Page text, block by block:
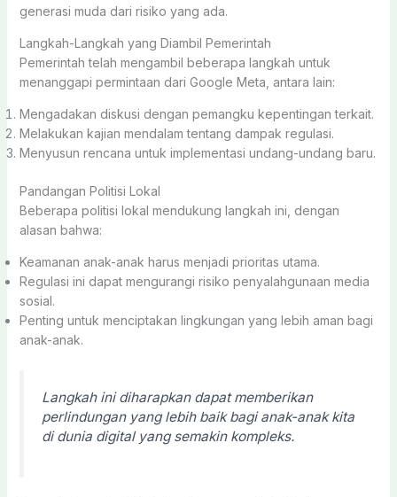
generasi muda dari risiko yang ada.
Langkah-Langkah yang Diambil Pemerintah
Pemerintah telah mengambil beberapa langkah untuk
menanggapi permintaan dari Google Meta, antara lain:
Mengadakan diskusi dengan pemangku kepentingan terkait.
Melakukan kajian mendalam tentang dampak regulasi.
Menyusun rencana untuk implementasi undang-undang baru.
Pandangan Politisi Lokal
Beberapa politisi lokal mendukung langkah ini, dengan
alasan bahwa:
Keamanan anak-anak harus menjadi prioritas utama.
Regulasi ini dapat mengurangi risiko penyalahgunaan media
sosial.
Penting untuk menciptakan lingkungan yang lebih aman bagi
anak-anak.
Langkah ini diharapkan dapat memberikan
perlindungan yang lebih baik bagi anak-anak kita
di dunia digital yang semakin kompleks.